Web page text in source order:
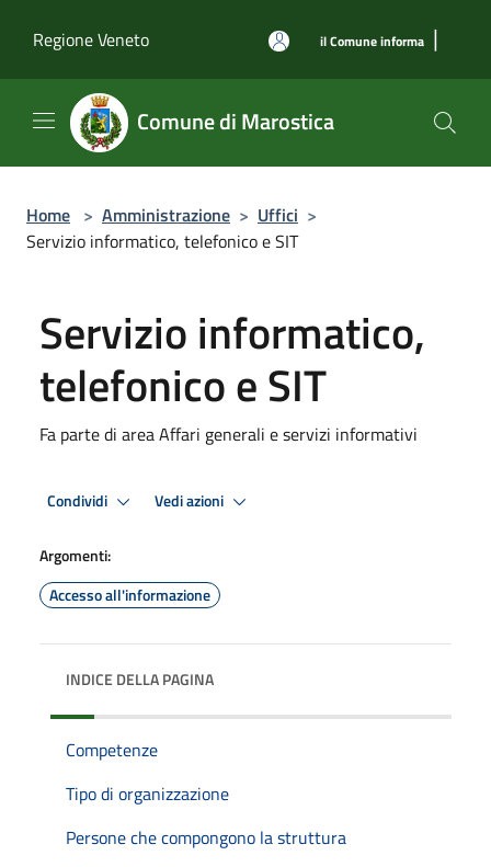
Regione Veneto
il Comune informa |
Comune di Marostica
Home > Amministrazione > Uffici >
Servizio informatico, telefonico e SIT
Servizio informatico,
telefonico e SIT
Fa parte di area Affari generali e servizi informativi
Condividi Vedi azioni
Argomenti:
Accesso all'informazione
INDICE DELLA PAGINA
Competenze
Tipo di organizzazione
Persone che compongono la struttura